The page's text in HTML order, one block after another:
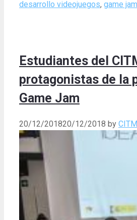
desarrollo videojuegos, game jam
Estudiantes del
protagonistas de la
Game Jam
20/12/201820/12/2018 by CITM